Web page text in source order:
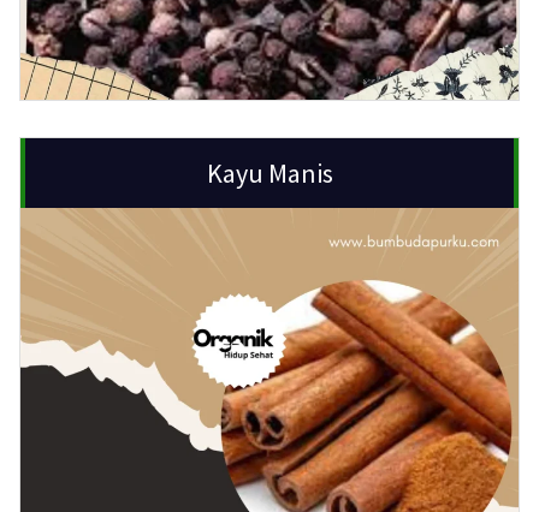
Kayu Manis